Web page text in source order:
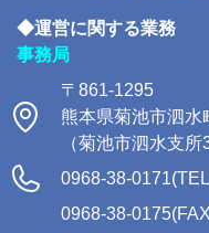
◆運営に関する業務
事務局
〒861-1295
熊本県菊池市泗水
（菊池市泗水支所
0968-38-
0968-38-